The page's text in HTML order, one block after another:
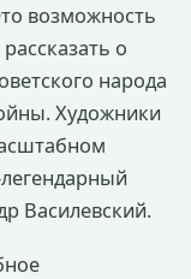
возможность
о
народа
Художники
Василевский.